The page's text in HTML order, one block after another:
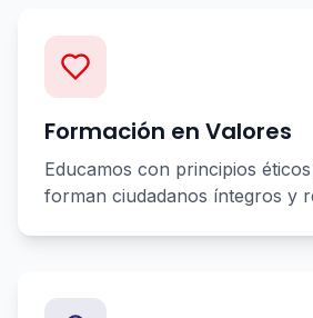
Formación en Valores
Educamos con principios
forman ciudadanos íntegros y